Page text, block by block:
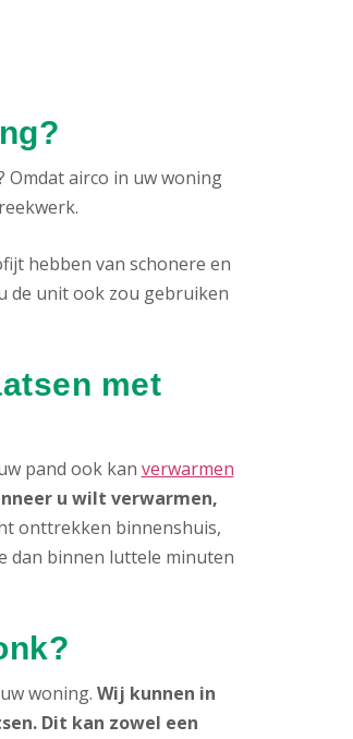
Omdat airco in uw woning
hebben van schonere en
de unit ook zou gebruiken
met
pand ook kan verwarmen
u wilt verwarmen,
onttrekken binnenshuis,
dan binnen luttele minuten
woning. Wij kunnen in
Dit kan zowel een